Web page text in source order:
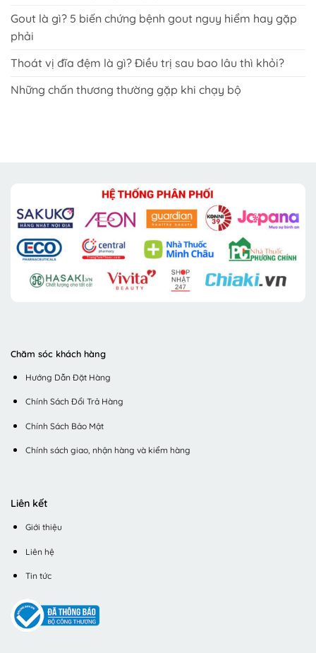
Gout là gì? 5 biến chứng bệnh gout nguy hiểm hay gặp
phải
Thoát vị đĩa đệm là gì? Điều trị sau bao lâu thì khỏi?
Những chấn thương thường gặp khi chạy bộ
Chăm sóc khách hàng
Hướng Dẫn Đặt Hàng
Chính Sách Đổi Trả Hàng
Chính Sách Bảo Mật
Chính sách giao, nhận hàng và kiểm hàng
Liên kết
Giới thiệu
Liên hệ
Tin tức